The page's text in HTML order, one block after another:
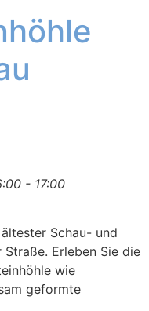
- 17:00
Schau- und
Erleben Sie die
wie
geformte